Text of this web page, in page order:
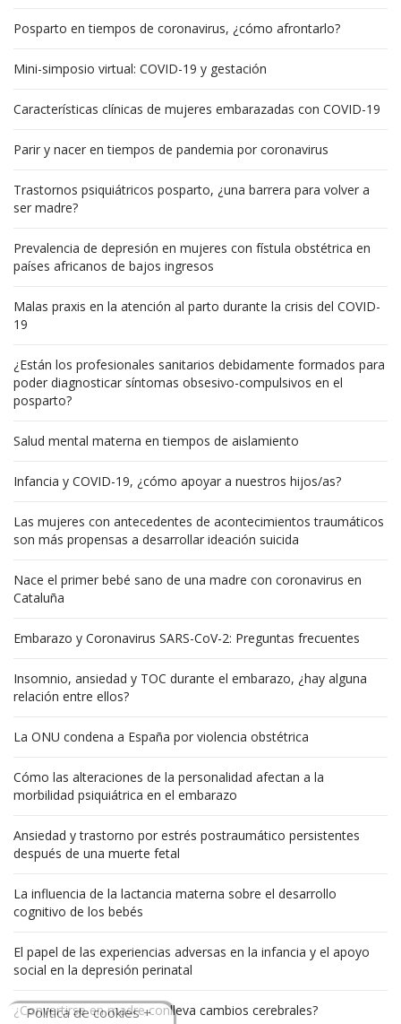
Posparto en tiempos de coronavirus, ¿cómo afrontarlo?
Mini-simposio virtual: COVID-19 y gestación
Características clínicas de mujeres embarazadas con COVID-19
Parir y nacer en tiempos de pandemia por coronavirus
Trastornos psiquiátricos posparto, ¿una barrera para volver a
ser madre?
Prevalencia de depresión en mujeres con fístula obstétrica en
países africanos de bajos ingresos
Malas praxis en la atención al parto durante la crisis del COVID-
19
¿Están los profesionales sanitarios debidamente formados para
poder diagnosticar síntomas obsesivo-compulsivos en el
posparto?
Salud mental materna en tiempos de aislamiento
Infancia y COVID-19, ¿cómo apoyar a nuestros hijos/as?
Las mujeres con antecedentes de acontecimientos traumáticos
son más propensas a desarrollar ideación suicida
Nace el primer bebé sano de una madre con coronavirus en
Cataluña
Embarazo y Coronavirus SARS-CoV-2: Preguntas frecuentes
Insomnio, ansiedad y TOC durante el embarazo, ¿hay alguna
relación entre ellos?
La ONU condena a España por violencia obstétrica
Cómo las alteraciones de la personalidad afectan a la
morbilidad psiquiátrica en el embarazo
Ansiedad y trastorno por estrés postraumático persistentes
después de una muerte fetal
La influencia de la lactancia materna sobre el desarrollo
cognitivo de los bebés
El papel de las experiencias adversas en la infancia y el apoyo
social en la depresión perinatal
¿Convertirse en madre conlleva cambios cerebrales?
Política de cookies +